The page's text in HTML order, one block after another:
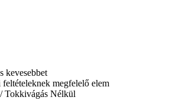
kevesebbet
feltételeknek megfelelő elem
Tokkivágás Nélkül